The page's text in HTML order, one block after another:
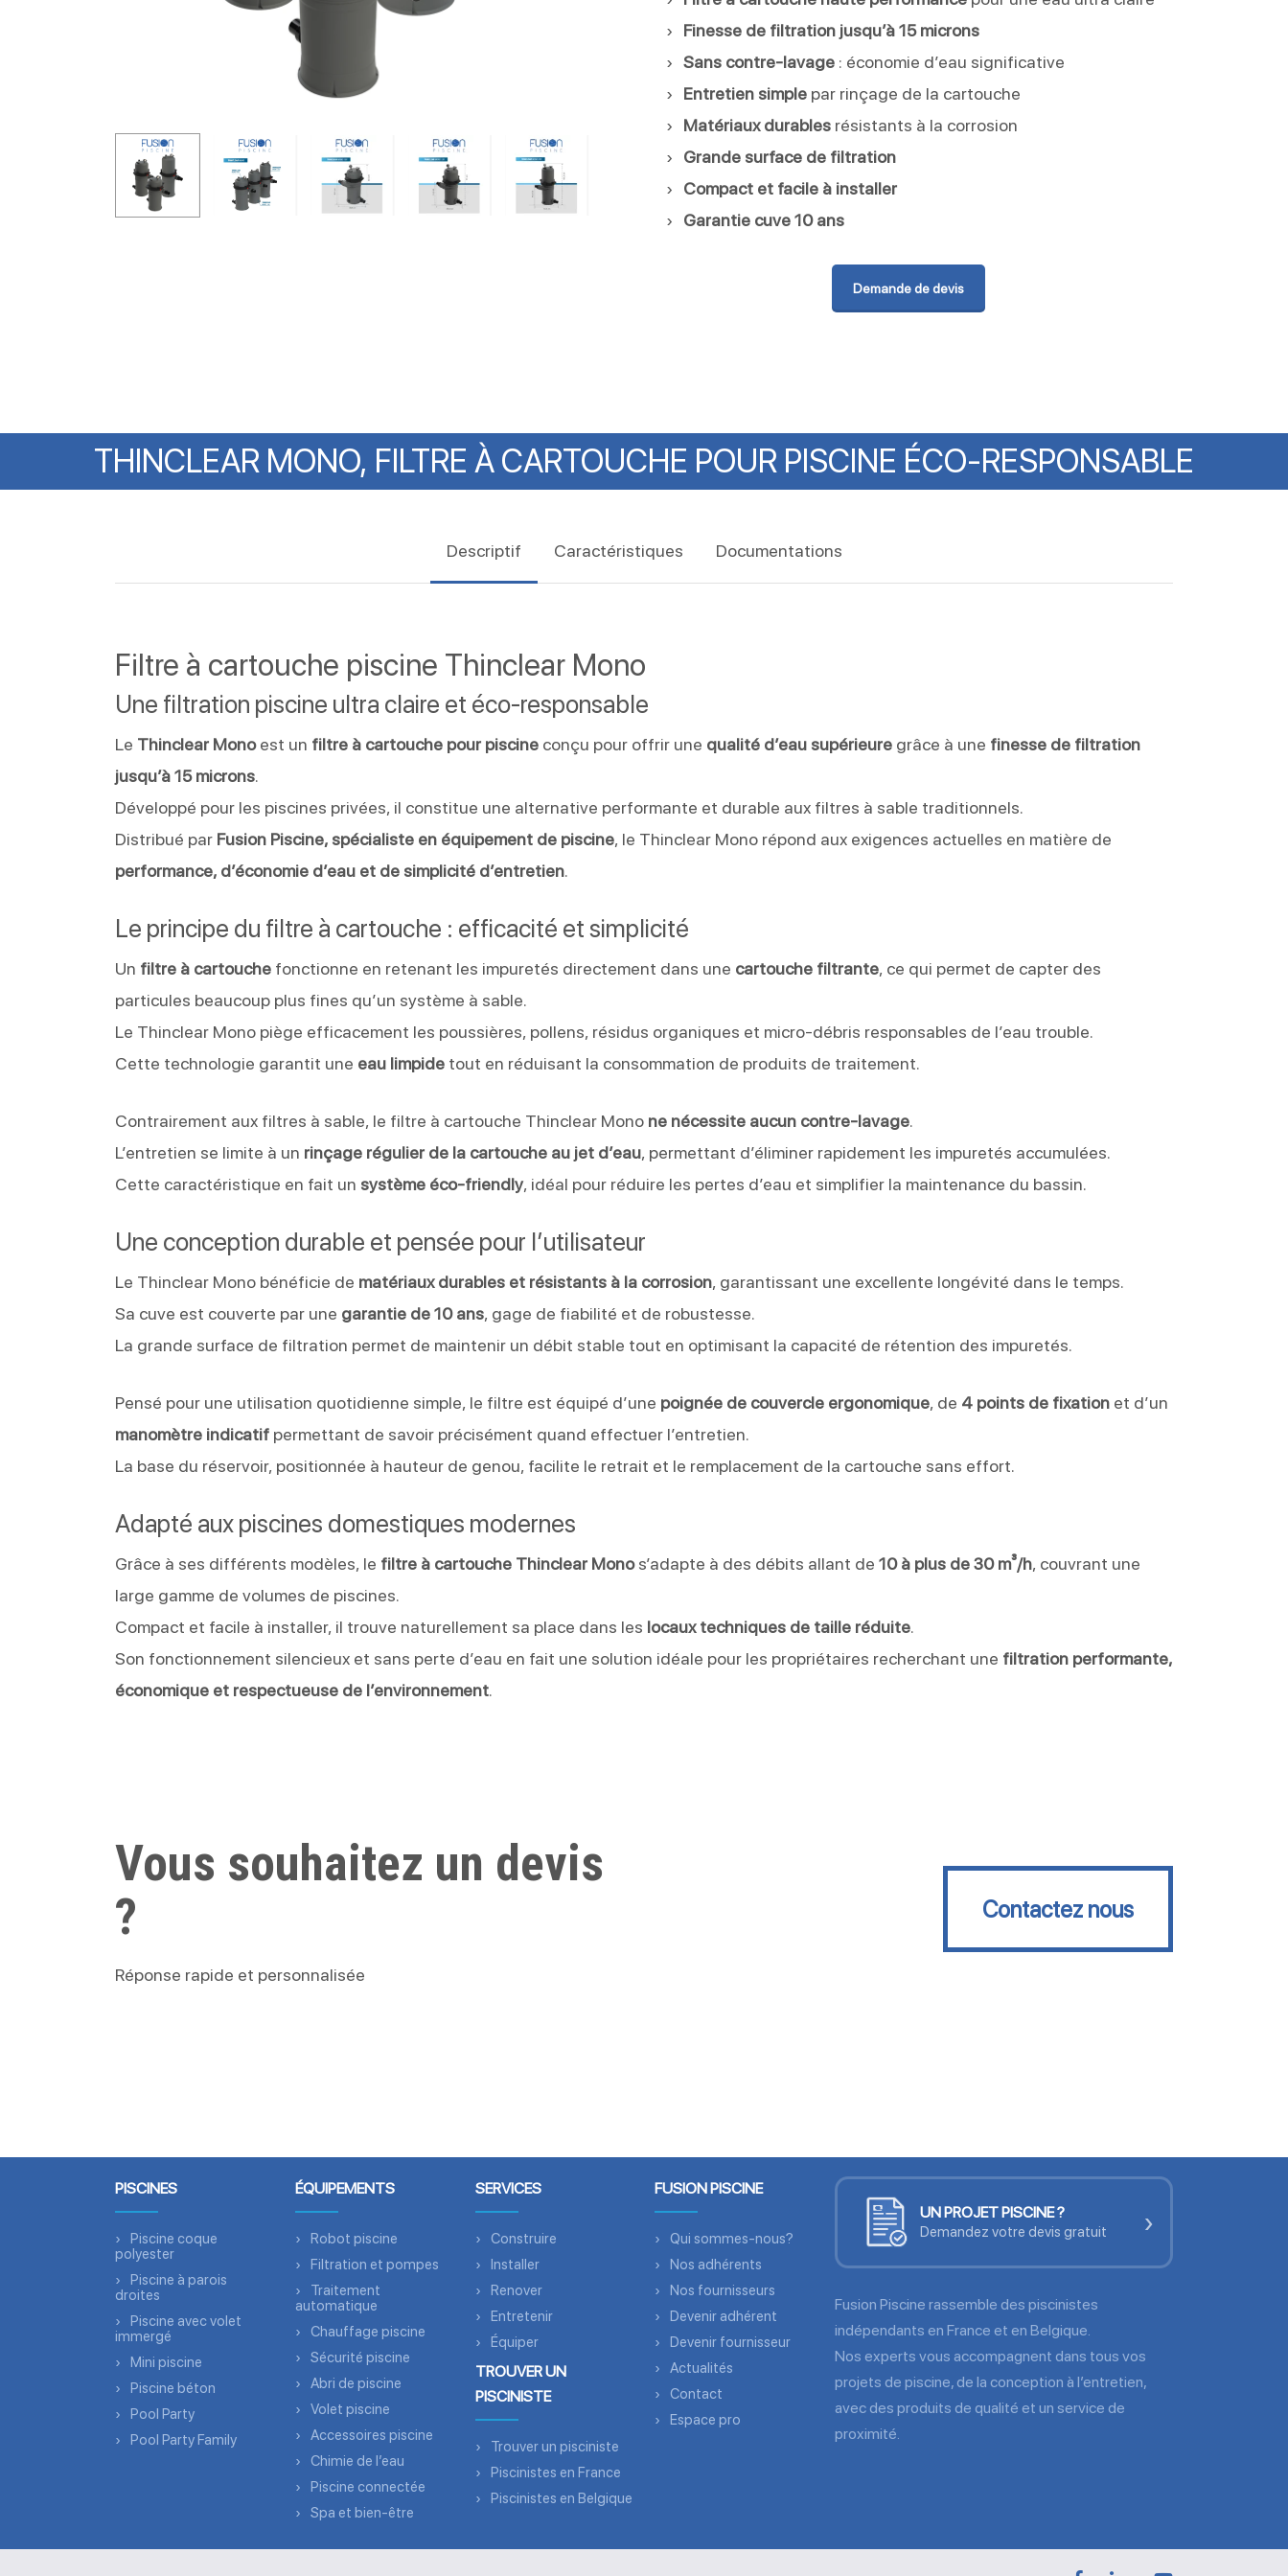
Finesse de filtration jusqu’à 15 microns
Sans contre-lavage: économie d’eau significative
Entretien simplepar rinçage de la cartouche
Matériaux durablesrésistants à la corrosion
Grande surface de filtration
Compact et facile à installer
Garantie cuve 10 ans
Demande de devis
THINCLEAR MONO, FILTRE À CARTOUCHE POUR PISCINE ÉCO-RESPONSABLE
Descriptif Caractéristiques Documentations
Filtre à cartouche piscine Thinclear Mono
Une filtration piscine ultra claire et éco-responsable
Le Thinclear Monoest un filtre à cartouche pour piscine conçu pour offrir une qualité d’eau supérieure grâce à une finesse de filtration
jusqu’à 15 microns.
Développé pour les piscines privées, il constitue une alternative performante et durable aux filtres à sable traditionnels.
Distribué par Fusion Piscine, spécialiste en équipement de piscine, le Thinclear Mono répond aux exigences actuelles en matière de
performance, d’économie d’eau et de simplicité d’entretien.
Le principe du filtre à cartouche : efficacité et simplicité
Un filtre à cartouche fonctionne en retenant les impuretés directement dans une cartouche filtrante, ce qui permet de capter des
particules beaucoup plus fines qu’un système à sable.
Le Thinclear Mono piège efficacement les poussières, pollens, résidus organiques et micro-débris responsables de l’eau trouble.
Cette technologie garantit une eau limpide tout en réduisant la consommation de produits de traitement.
Contrairement aux filtres à sable, le filtre à cartouche Thinclear Mono ne nécessite aucun contre-lavage.
L’entretien se limite à un rinçage régulier de la cartouche au jet d’eau, permettant d’éliminer rapidement les impuretés accumulées.
Cette caractéristique en fait un système éco-friendly, idéal pour réduire les pertes d’eau et simplifier la maintenance du bassin.
Une conception durable et pensée pour l’utilisateur
Le Thinclear Mono bénéficie de matériaux durables et résistants à la corrosion, garantissant une excellente longévité dans le temps.
Sa cuve est couverte par une garantie de 10 ans, gage de fiabilité et de robustesse.
La grande surface de filtration permet de maintenir un débit stable tout en optimisant la capacité de rétention des impuretés.
Pensé pour une utilisation quotidienne simple, le filtre est équipé d’une poignée de couvercle ergonomique, de 4 points de fixation et d’un
manomètre indicatif permettant de savoir précisément quand effectuer l’entretien.
La base du réservoir, positionnée à hauteur de genou, facilite le retrait et le remplacement de la cartouche sans effort.
Adapté aux piscines domestiques modernes
Grâce à ses différents modèles, le filtre à cartouche Thinclear Monos’adapte à des débits allant de10 à plus de 30 m³/h, couvrant une
large gamme de volumes de piscines.
Compact et facile à installer, il trouve naturellement sa place dans les locaux techniques de taille réduite.
Son fonctionnement silencieux et sans perte d’eau en fait une solution idéale pour les propriétaires recherchant une filtration performante,
économique et respectueuse de l’environnement.
Vous souhaitez un devis
?
Réponse rapide et personnalisée
Contactez nous
Contactez nous
PISCINES
Piscine coque
polyester
Piscine à parois
droites
Piscine avec volet
immergé
Mini piscine
Piscine béton
Pool Party
Pool Party Family
ÉQUIPEMENTS
Robot piscine
Filtration et pompes
Traitement
automatique
Chauffage piscine
Sécurité piscine
Abri de piscine
Volet piscine
Accessoires piscine
Chimie de l’eau
Piscine connectée
Spa et bien-être
SERVICES
Construire
Installer
Renover
Entretenir
Équiper
TROUVER UN
PISCINISTE
Trouver un pisciniste
Piscinistes en France
Piscinistes en Belgique
FUSION PISCINE
Qui sommes-nous?
Nos adhérents
Nos fournisseurs
Devenir adhérent
Devenir fournisseur
Actualités
Contact
Espace pro
UN PROJET PISCINE ?
Demandez votre devis gratuit ›
Fusion Piscine rassemble des piscinistes
indépendants en France et en Belgique.
Nos experts vous accompagnent dans tous vos
projets de piscine, de la conception à l’entretien,
avec des produits de qualité et un service de
proximité.